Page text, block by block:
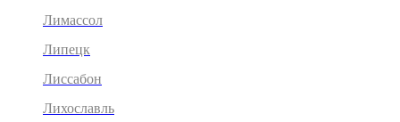
Лимассол
Липецк
Лиссабон
Лихославль